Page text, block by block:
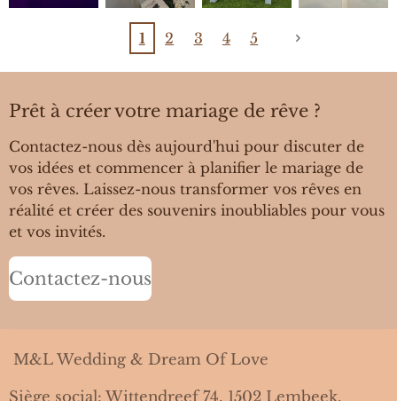
1 2 3 4 5
Prêt à créer votre mariage de rêve ?
Contactez-nous dès aujourd'hui pour discuter de
vos idées et commencer à planifier le mariage de
vos rêves. Laissez-nous transformer vos rêves en
réalité et créer des souvenirs inoubliables pour vous
et vos invités.
Contactez-nous
M&L Wedding & Dream Of Love
Siège social: Wittendreef 74, 1502 Lembeek,